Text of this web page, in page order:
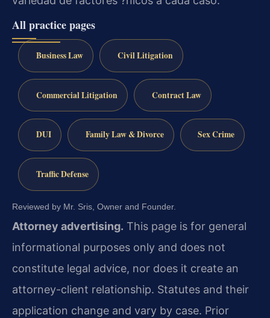
All practice pages
Business Law Civil Litigation
Commercial Litigation Contract Law
DUI Family Law & Divorce Sex Crime
Traffic Defense
Reviewed by Mr. Sris, Owner and Founder.
Attorney advertising. This page is for general
informational purposes only and does not
constitute legal advice, nor does it create an
attorney-client relationship. Statutes and their
application change and vary by case. Prior